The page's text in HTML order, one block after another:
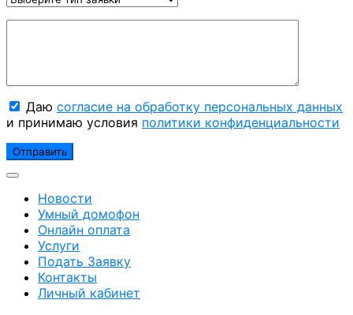
Даю согласие на обработку персональных данных
и принимаю условия политики конфиденциальности
Новости
Умный домофон
Онлайн оплата
Услуги
Подать Заявку
Контакты
Личный кабинет